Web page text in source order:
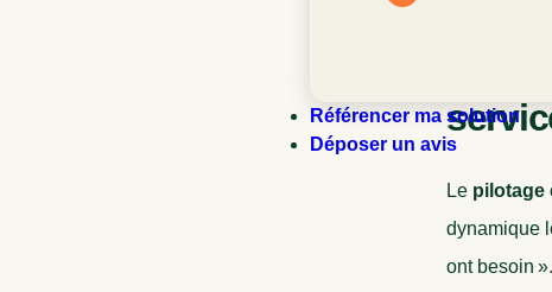
Référencer ma solution
Déposer un avis
Le pilotage
dynamique
ont besoin